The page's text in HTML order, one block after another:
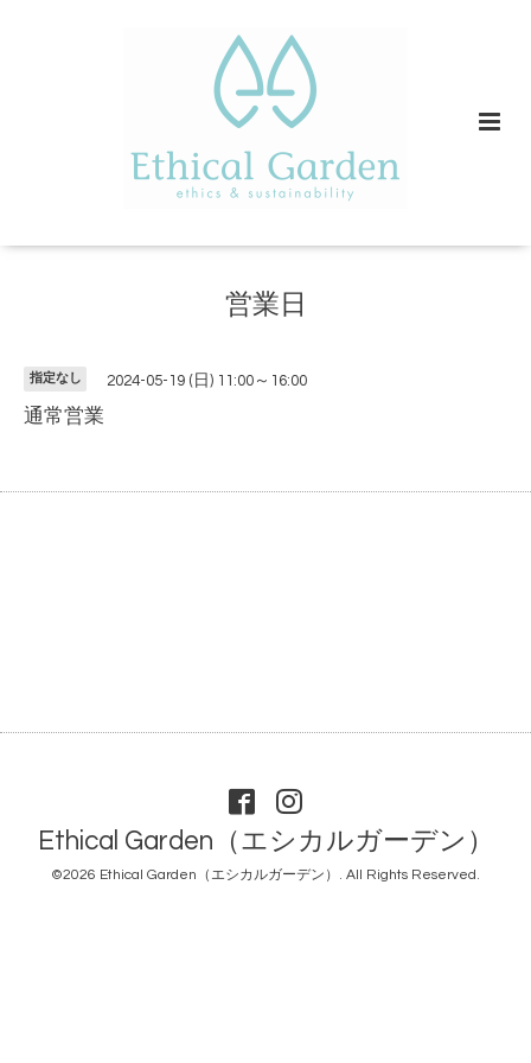
営業日
指定なし 2024-05-19 (日) 11:00～16:00
通常営業
Ethical Garden（エシカルガーデン）
©2026 Ethical Garden（エシカルガーデン） . All Rights Reserved.